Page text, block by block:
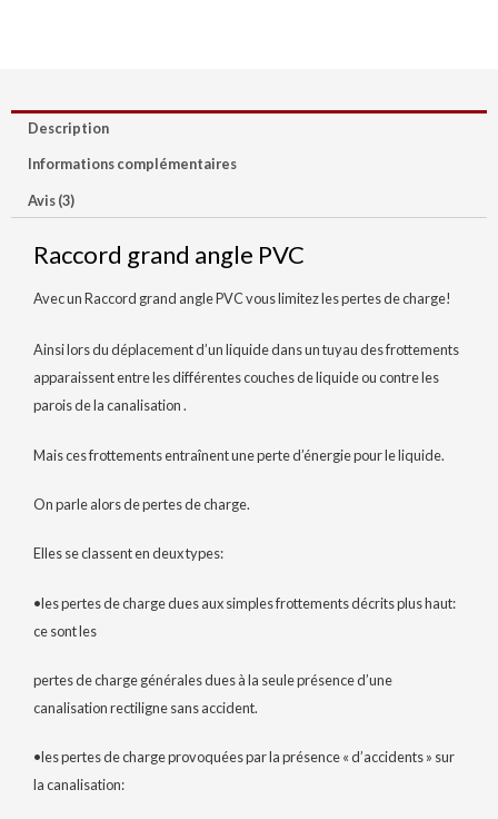
Description
Informations complémentaires
Avis (3)
Raccord grand angle PVC
Avec un Raccord grand angle PVC vous limitez les pertes de charge!
Ainsi lors du déplacement d’un liquide dans un tuyau des frottements
apparaissent entre les différentes couches de liquide ou contre les
parois de la canalisation .
Mais ces frottements entraînent une perte d’énergie pour le liquide.
On parle alors de pertes de charge.
Elles se classent en deux types:
•les pertes de charge dues aux simples frottements décrits plus haut:
ce sont les
pertes de charge générales dues à la seule présence d’une
canalisation rectiligne sans accident.
•les pertes de charge provoquées par la présence « d’accidents » sur
la canalisation: